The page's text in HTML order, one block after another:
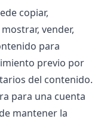
copiar,
vender,
para
previo por
del contenido.
para una cuenta
mantener la